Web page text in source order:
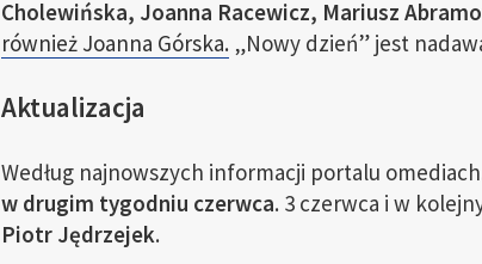
Cholewińska, Joanna Racewicz, Mariusz
również Joanna Górska.„Nowy dzień” jest
Aktualizacja
Według najnowszych informacji portalu
w drugim tygodniu czerwca. 3 czerwca i w
Piotr Jędrzejek.